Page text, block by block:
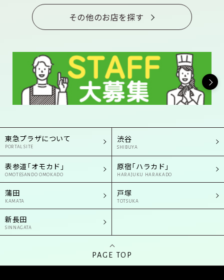
その他のお店を探す
東急プラザについて
PORTAL SITE
渋谷
SHIBUYA
表参道「オモカド」
OMOTESANDO OMOKADO
原宿「ハラカド」
HARAJUKU HARAKADO
蒲田
KAMATA
戸塚
TOTSUKA
新長田
SINNAGATA
PAGE TOP